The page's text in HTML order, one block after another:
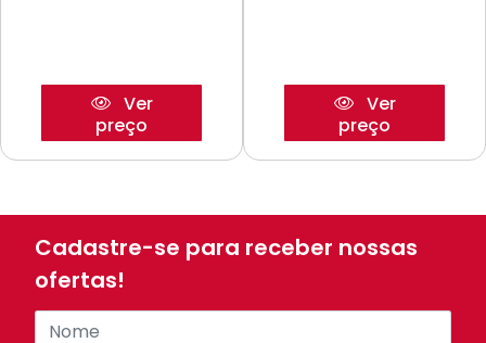
Ver
preço
Ver
preço
Cadastre-se para receber nossas
ofertas!